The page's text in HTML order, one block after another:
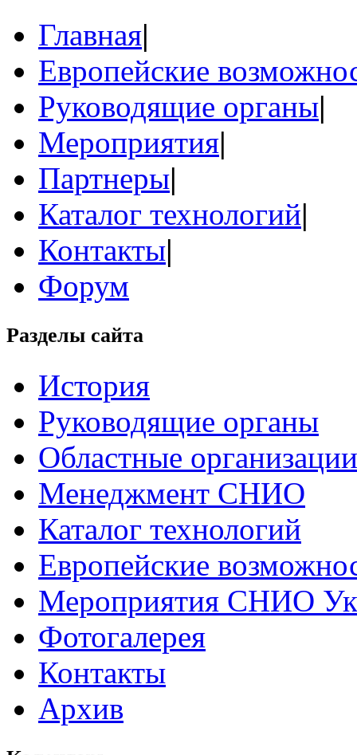
Главная|
Европейские
Руководящие органы|
Мероприятия|
Партнеры|
Каталог технологий|
Контакты|
Форум
Разделы сайта
История
Руководящие органы
Областные организации
Менеджмент СНИО
Каталог технологий
Европейские
Мероприятия СНИО
Фотогалерея
Контакты
Архив